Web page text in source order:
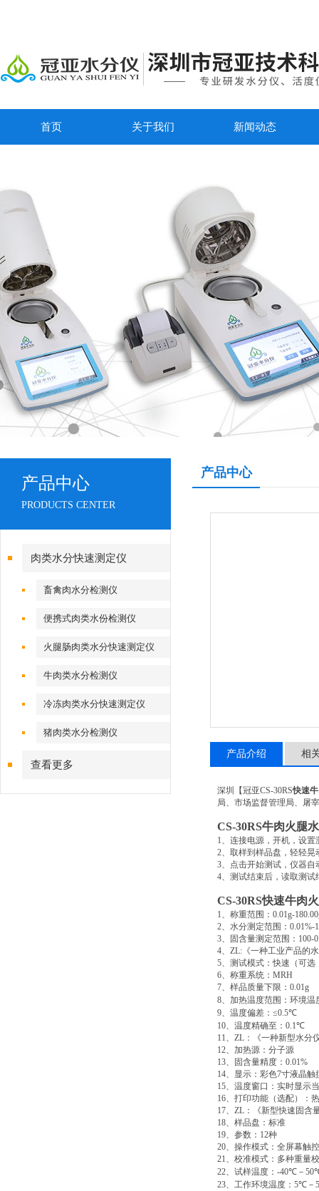
首页 关于我们 新闻动态
产品中心
PRODUCTS CENTER
肉类水分快速测定仪
畜禽肉水分检测仪
便携式肉类水份检测仪
火腿肠肉类水分快速测定仪
牛肉类水分检测仪
冷冻肉类水分快速测定仪
猪肉类水分检测仪
查看更多
产品中心
产品介绍 相
深圳【冠亚CS-30RS快速
局、市场监督管理局、屠
CS-30RS牛肉火腿
1、连接电源，开机，设置
2、取样到样品盘，轻轻
3、点击开始测试，仪器自
4、测试结束后，读取测
CS-30RS快速牛肉
1、称重范围： 0.01g-
2、水分测定范围： 0.01%-
3、固含量测定范围： 100-
4、 ZL: 《一种工业产品的
5、测试模式：快速（可选
6、称重系统： MRH
7、样品质量下限： 0.01g
8、加热温度范围：环境温
9、温度偏差： ≤0.5℃
10、温度精确至： 0.1℃
11、 ZL ：《一种新型水分
12、加热源：分子源
13、固含量精度： 0.01%
14、显示：彩色7寸液晶触
15、温度窗口：实时显示
16、打印功能（选配）：
17、 ZL ：《新型快速固含
18、样品盘：标准
19、参数： 12种
20、操作模式：全屏幕触
21、校准模式：多种重量
22、试样温度： -40℃ － 50
23、工作环境温度： 5℃ －